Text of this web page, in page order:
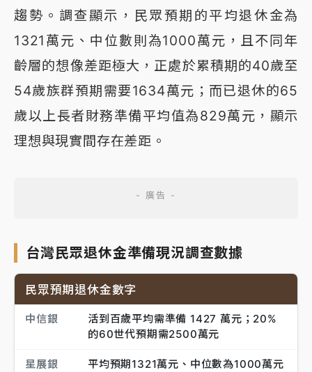
趨勢。調查顯示，民眾預期的平均退休金為
1321萬元、中位數則為1000萬元，且不同年
齡層的想像差距極大，正處於累積期的40歲至
54歲族群預期需要1634萬元；而已退休的65
歲以上長者財務準備平均值為829萬元，顯示
理想與現實間存在差距。
台灣民眾退休金準備現況調查數據
民眾預期退休金數字
中信銀
活到百歲平均需準備 1427 萬元；20%
的60世代預期需2500萬元
星展銀 平均預期1321萬元、中位數為1000萬元